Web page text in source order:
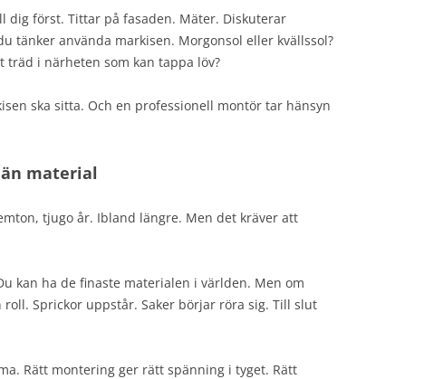
dig först. Tittar på fasaden. Mäter. Diskuterar
tänker använda markisen. Morgonsol eller kvällssol?
träd i närheten som kan tappa löv?
ska sitta. Och en professionell montör tar hänsyn
material
tjugo år. Ibland längre. Men det kräver att
kan ha de finaste materialen i världen. Men om
Sprickor uppstår. Saker börjar röra sig. Till slut
Rätt montering ger rätt spänning i tyget. Rätt